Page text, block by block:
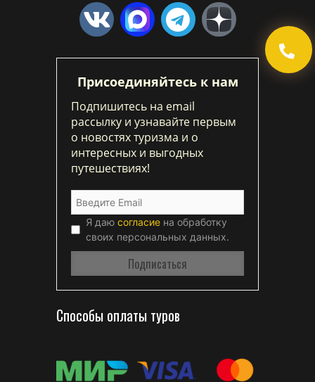
Присоединяйтесь к нам
Подпишитесь на email
рассылку и узнавайте первым
о новостях туризма и о
интересных и выгодных
путешествиях!
Я даю согласие на обработку
своих персональных данных.
Способы оплаты туров